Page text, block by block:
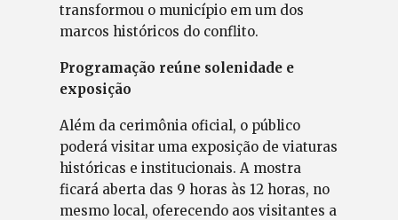
transformou o município em um dos
marcos históricos do conflito.
Programação reúne solenidade e
exposição
Além da cerimônia oficial, o público
poderá visitar uma exposição de viaturas
históricas e institucionais. A mostra
ficará aberta das 9 horas às 12 horas, no
mesmo local, oferecendo aos visitantes a